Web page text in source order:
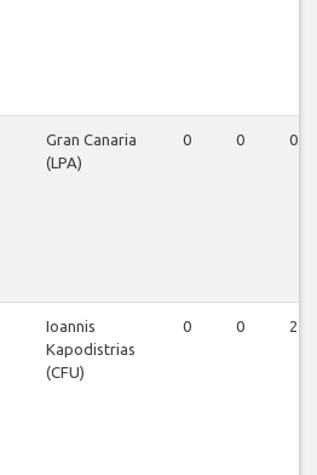
Gran Canaria
(LPA)
0 0 0
Ioannis
Kapodistrias
(CFU)
0 0 2